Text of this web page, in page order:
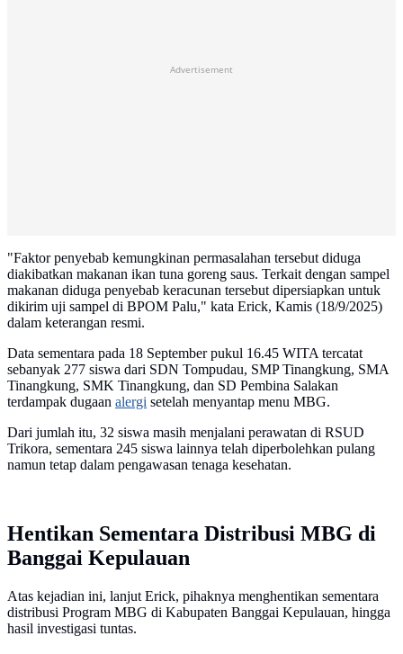
Advertisement
"Faktor penyebab kemungkinan permasalahan tersebut diduga
diakibatkan makanan ikan tuna goreng saus. Terkait dengan sampel
makanan diduga penyebab keracunan tersebut dipersiapkan untuk
dikirim uji sampel di BPOM Palu," kata Erick, Kamis (18/9/2025)
dalam keterangan resmi.
Data sementara pada 18 September pukul 16.45 WITA tercatat
sebanyak 277 siswa dari SDN Tompudau, SMP Tinangkung, SMA
Tinangkung, SMK Tinangkung, dan SD Pembina Salakan
terdampak dugaan alergi setelah menyantap menu MBG.
Dari jumlah itu, 32 siswa masih menjalani perawatan di RSUD
Trikora, sementara 245 siswa lainnya telah diperbolehkan pulang
namun tetap dalam pengawasan tenaga kesehatan.
Hentikan Sementara Distribusi MBG di
Banggai Kepulauan
Atas kejadian ini, lanjut Erick, pihaknya menghentikan sementara
distribusi Program MBG di Kabupaten Banggai Kepulauan, hingga
hasil investigasi tuntas.